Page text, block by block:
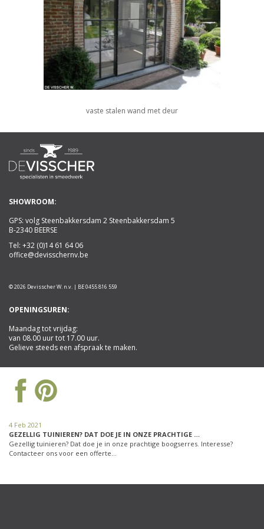
vaste stalen wand met deur
SHOWROOM:
GPS: volg Steenbakkersdam 2 Steenbakkersdam 5
B-2340 BEERSE
Tel: +32 (0)14 61 64 06
office@devisschernv.be
© 2026 Devisscher W. n.v. | BE 0455 816 559
OPENINGSUREN:
Maandag tot vrijdag:
van 08.00 uur tot 17.00 uur.
Gelieve steeds een afspraak te maken.
4 Feb 2021
GEZELLIG TUINIEREN? DAT DOE JE IN ONZE PRACHTIGE …
Gezellig tuinieren? Dat doe je in onze prachtige boogserres. Interesse?
Contacteer ons voor een offerte…